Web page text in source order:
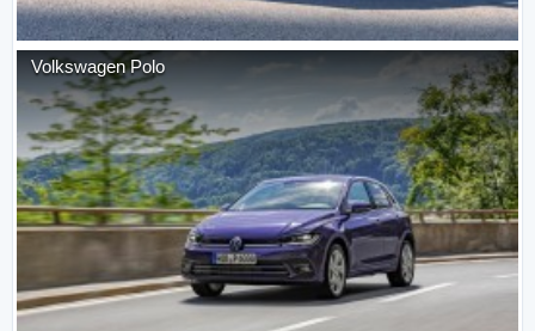
Volkswagen Polo